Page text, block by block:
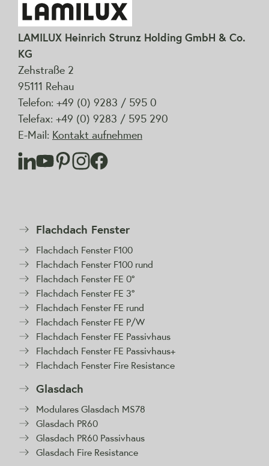
LAMILUX Heinrich Strunz Holding GmbH & Co.
KG
Zehstraße 2
95111 Rehau
Telefon: +49 (0) 9283 / 595 0
Telefax: +49 (0) 9283 / 595 290
E-Mail: Kontakt aufnehmen
Flachdach Fenster
Flachdach Fenster F100
Flachdach Fenster F100 rund
Flachdach Fenster FE 0°
Flachdach Fenster FE 3°
Flachdach Fenster FE rund
Flachdach Fenster FE P/W
Flachdach Fenster FE Passivhaus
Flachdach Fenster FE Passivhaus+
Flachdach Fenster Fire Resistance
Glasdach
Modulares Glasdach MS78
Glasdach PR60
Glasdach PR60 Passivhaus
Glasdach Fire Resistance